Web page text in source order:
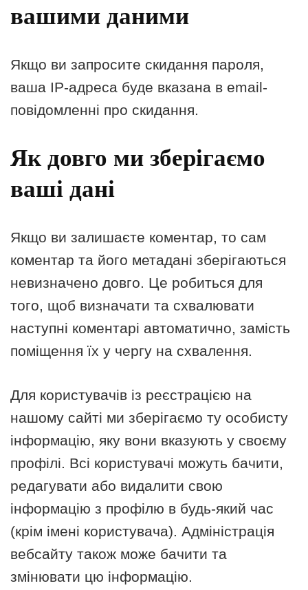
вашими даними
Якщо ви запросите скидання пароля,
ваша IP-адреса буде вказана в email-
повідомленні про скидання.
Як довго ми зберігаємо
ваші дані
Якщо ви залишаєте коментар, то сам
коментар та його метадані зберігаються
невизначено довго. Це робиться для
того, щоб визначати та схвалювати
наступні коментарі автоматично, замість
поміщення їх у чергу на схвалення.
Для користувачів із реєстрацією на
нашому сайті ми зберігаємо ту особисту
інформацію, яку вони вказують у своєму
профілі. Всі користувачі можуть бачити,
редагувати або видалити свою
інформацію з профілю в будь-який час
(крім імені користувача). Адміністрація
вебсайту також може бачити та
змінювати цю інформацію.